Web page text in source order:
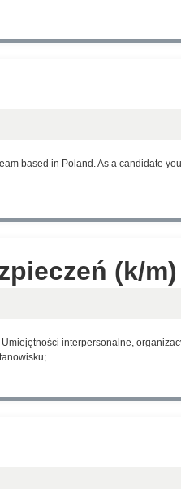
based in Poland. As a candidate
(k/m)
interpersonalne,